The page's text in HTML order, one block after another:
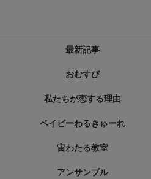
最新記事
おむすび
私たちが恋する理由
ベイビーわるきゅーれ
宙わたる教室
アンサンブル